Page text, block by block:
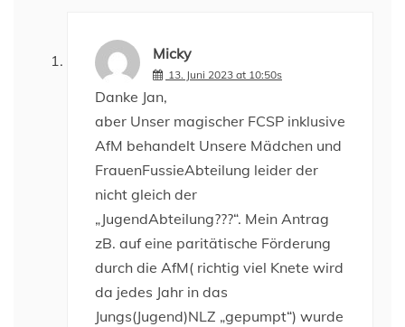
Micky
13. Juni 2023 at 10:50s
Danke Jan,
aber Unser magischer FCSP inklusive
AfM behandelt Unsere Mädchen und
FrauenFussieAbteilung leider der
nicht gleich der
„JugendAbteilung???“. Mein Antrag
zB. auf eine paritätische Förderung
durch die AfM( richtig viel Knete wird
da jedes Jahr in das
Jungs(Jugend)NLZ „gepumpt“) wurde